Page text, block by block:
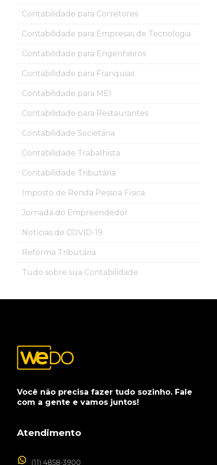
Contabilidade para Corretores
Contabilidade para Empresas de Tecnologia
Contabilidade para Engenheiros
Contabilidade para Franquias
Contabilidade para MEI
Contabilidade para Restaurantes
Contabilidade Societária
Contabilidade Trabalhista
Contabilidade Tributária
Imposto de Renda Pessoa Física
Jornada do Empreendedor
Notícias de COVID-19
Reforma Tributária
Tudo sobre sua Contabilidade
Você não precisa fazer tudo sozinho. Fale
com a gente e vamos juntos!
Atendimento
(11) 4858-3900